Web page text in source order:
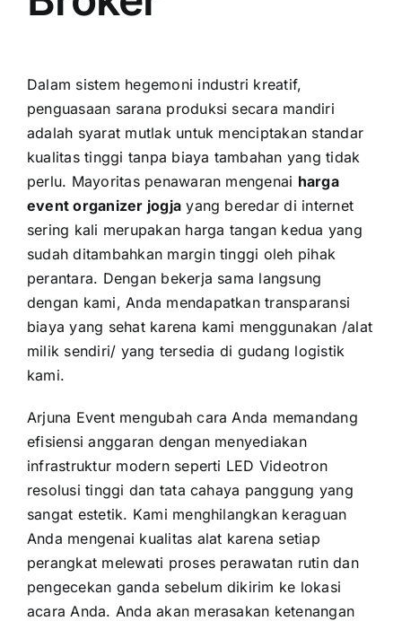
Dalam sistem hegemoni industri kreatif,
penguasaan sarana produksi secara mandiri
adalah syarat mutlak untuk menciptakan standar
kualitas tinggi tanpa biaya tambahan yang tidak
perlu. Mayoritas penawaran mengenai harga
event organizer jogja yang beredar di internet
sering kali merupakan harga tangan kedua yang
sudah ditambahkan margin tinggi oleh pihak
perantara. Dengan bekerja sama langsung
dengan kami, Anda mendapatkan transparansi
biaya yang sehat karena kami menggunakan /alat
milik sendiri/ yang tersedia di gudang logistik
kami.
Arjuna Event mengubah cara Anda memandang
efisiensi anggaran dengan menyediakan
infrastruktur modern seperti LED Videotron
resolusi tinggi dan tata cahaya panggung yang
sangat estetik. Kami menghilangkan keraguan
Anda mengenai kualitas alat karena setiap
perangkat melewati proses perawatan rutin dan
pengecekan ganda sebelum dikirim ke lokasi
acara Anda. Anda akan merasakan ketenangan